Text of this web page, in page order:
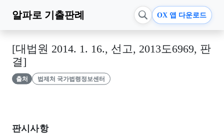
알파로 기출판례 OX 앱 다운로드
[대법원 2014. 1. 16., 선고, 2013도6969, 판
결]
출처 법제처 국가법령정보센터
판시사항